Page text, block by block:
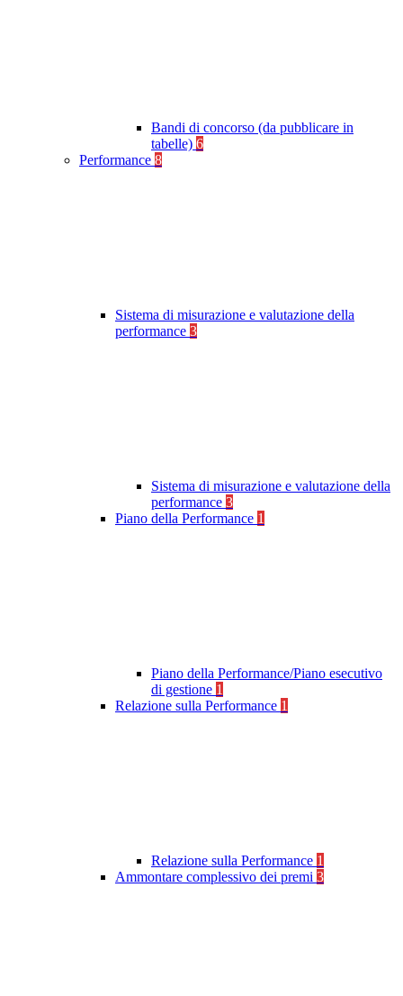
Bandi di concorso (da pubblicare in
tabelle) 6
Performance 8
Sistema di misurazione e valutazione della
performance 3
Sistema di misurazione e valutazione della
performance 3
Piano della Performance 1
Piano della Performance/Piano esecutivo
di gestione 1
Relazione sulla Performance 1
Relazione sulla Performance 1
Ammontare complessivo dei premi 3